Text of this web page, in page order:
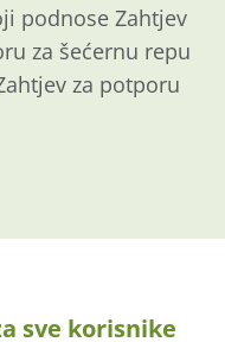
podnose Zahtjev
za šećernu repu
za potporu
sve korisnike